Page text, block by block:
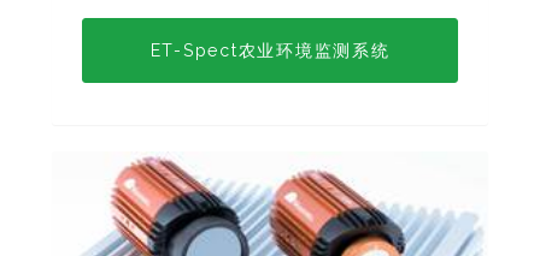
ET-Spect农业环境监测系统